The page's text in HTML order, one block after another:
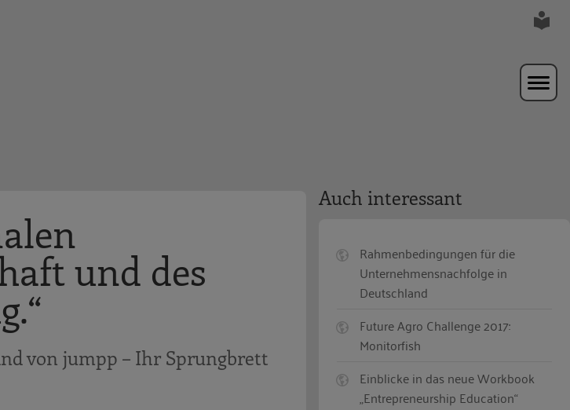
und des
von jumpp – Ihr Sprungbrett
Auch interessant
Rahmenbedingungen für die
Unternehmensnachfolge in
Deutschland
Future Agro Challenge 2017:
Monitorfish
Einblicke in das neue Workbook
„Entrepreneurship Education“